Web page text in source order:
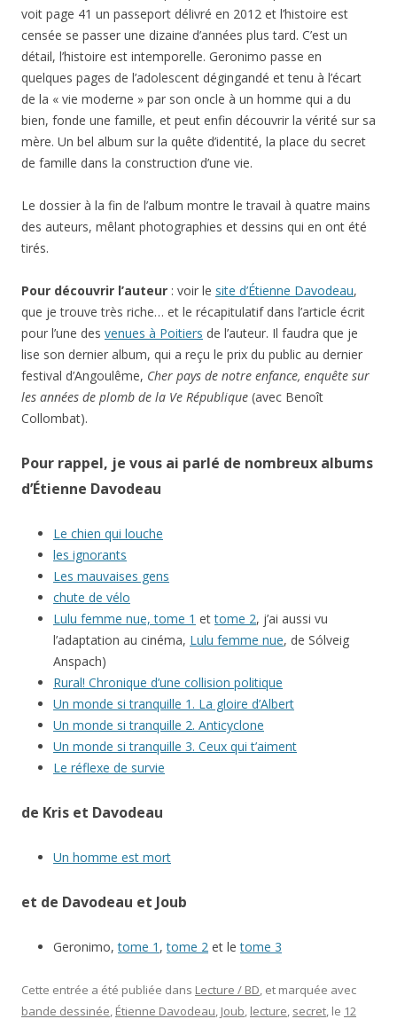
voit page 41 un passeport délivré en 2012 et l’histoire est
censée se passer une dizaine d’années plus tard. C’est un
détail, l’histoire est intemporelle. Geronimo passe en
quelques pages de l’adolescent dégingandé et tenu à l’écart
de la « vie moderne » par son oncle à un homme qui a du
bien, fonde une famille, et peut enfin découvrir la vérité sur sa
mère. Un bel album sur la quête d’identité, la place du secret
de famille dans la construction d’une vie.
Le dossier à la fin de l’album montre le travail à quatre mains
des auteurs, mêlant photographies et dessins qui en ont été
tirés.
Pour découvrir l’auteur : voir le site d’Étienne Davodeau,
que je trouve très riche… et le récapitulatif dans l’article écrit
pour l’une des venues à Poitiers de l’auteur. Il faudra que je
lise son dernier album, qui a reçu le prix du public au dernier
festival d’Angoulême, Cher pays de notre enfance, enquête sur
les années de plomb de la Ve République (avec Benoît
Collombat).
Pour rappel, je vous ai parlé de nombreux albums
d’Étienne Davodeau
Le chien qui louche
les ignorants
Les mauvaises gens
chute de vélo
Lulu femme nue, tome 1 ettome 2, j’ai aussi vu
l’adaptation au cinéma, Lulu femme nue, de Sólveig
Anspach)
Rural! Chronique d’une collision politique
Un monde si tranquille 1. La gloire d’Albert
Un monde si tranquille 2. Anticyclone
Un monde si tranquille 3. Ceux qui t’aiment
Le réflexe de survie
de Kris et Davodeau
Un homme est mort
et de Davodeau et Joub
Geronimo,tome 1 ,tome 2 et letome 3
Cette entrée a été publiée dans Lecture / BD, et marquée avec
bande dessinée, Étienne Davodeau, Joub, lecture, secret, le 12